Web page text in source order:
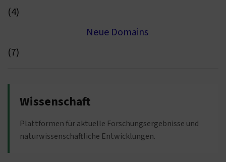
(4)
Neue Domains
(7)
Wissenschaft
Plattformen für aktuelle Forschungsergebnisse und
naturwissenschaftliche Entwicklungen.